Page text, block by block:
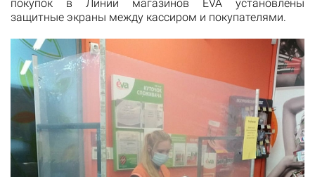
покупок в Линии магазинов EVA установлены
защитные экраны между кассиром и покупателями.